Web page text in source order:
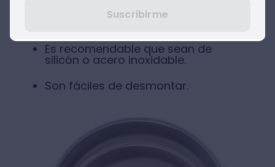
Son perfectos para queques.
Es recomendable que sean de
silicón o acero inoxidable.
Son fáciles de desmontar.
Suscribirme